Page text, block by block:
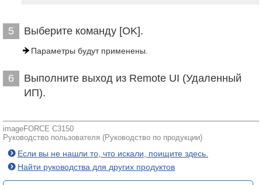
5 Выберите команду [OK].
Параметры будут применены.
6
Выполните выход из Remote UI (Удаленный
ИП).
imageFORCE C3150
Руководство пользователя (Руководство по продукции)
Если вы не нашли то, что искали, поищите здесь.
Найти руководства для других продуктов